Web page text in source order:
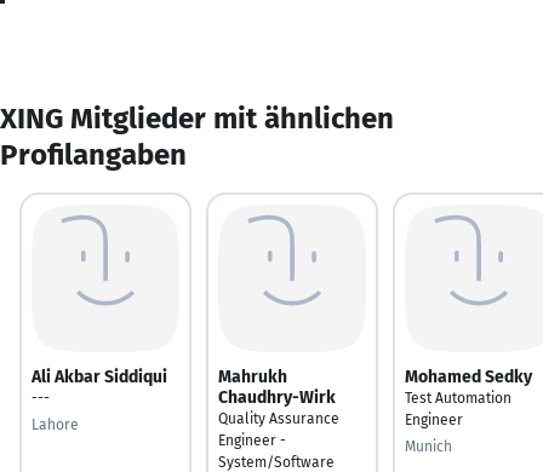
XING Mitglieder mit ähnlichen
Profilangaben
Ali Akbar Siddiqui
---
Lahore
Mahrukh
Chaudhry-Wirk
Quality Assurance
Engineer -
System/Software
Mohamed Sedky
Test Automation
Engineer
Munich